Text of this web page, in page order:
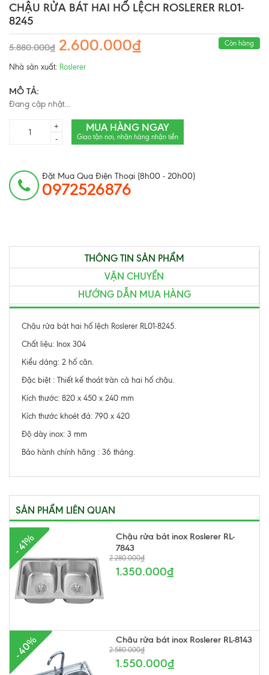
CHẬU RỬA BÁT HAI HỐ LỆCH ROSLERER RL01-
8245
5.880.000₫ 2.600.000₫ Còn hàng
Nhà sản xuất: Roslerer
MÔ TẢ:
Đang cập nhật...
+
-
MUA HÀNG NGAY
Giao tận nơi, nhận hàng nhận tiền
Đặt Mua Qua Điện Thoại (8h00 - 20h00)
0972526876
THÔNG TIN SẢN PHẨM
VẬN CHUYỂN
HƯỚNG DẪN MUA HÀNG
Chậu rửa bát hai hố lệch Roslerer RL01-8245.
Chất liệu: Inox 304
Kiểu dáng: 2 hố cân.
Đặc biệt : Thiết kế thoát tràn cả hai hố chậu.
Kích thước: 820 x 450 x 240 mm
Kích thước khoét đá: 790 x 420
Độ dày inox: 3 mm
Bảo hành chính hãng : 36 tháng.
SẢN PHẨM LIÊN QUAN
- 41%
Chậu rửa bát inox Roslerer RL-
7843
2.280.000₫
1.350.000₫
- 40% Châu rửa bát inox Roslerer RL-8143
2.580.000₫
1.550.000₫